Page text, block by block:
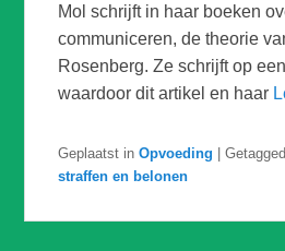
Mol schrijft in haar boeken
communiceren, de theorie
Rosenberg. Ze schrijft op
waardoor dit artikel en haar
Geplaatst in Opvoeding |Getagged
straffen en belonen